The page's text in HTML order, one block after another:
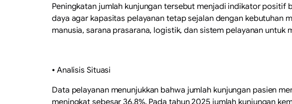
Peningkatan jumlah kunjungan tersebut menjadi indikator positif
daya agar kapasitas pelayanan tetap sejalan dengan kebutuhan
manusia, sarana prasarana, logistik, dan sistem pelayanan untuk
⦁ Analisis Situasi
Data pelayanan menunjukkan bahwa jumlah kunjungan pasien
meningkat sebesar 36,8%. Pada tahun 2025 jumlah kunjungan